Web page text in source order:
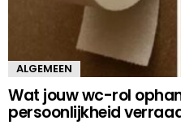
ALGEMEEN
Wat jouw wc-rol
persoonlijkheid